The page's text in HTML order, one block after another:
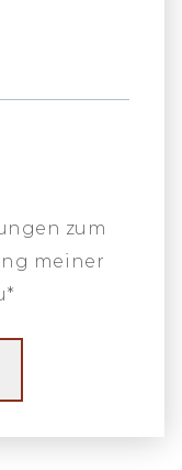
zum
meiner